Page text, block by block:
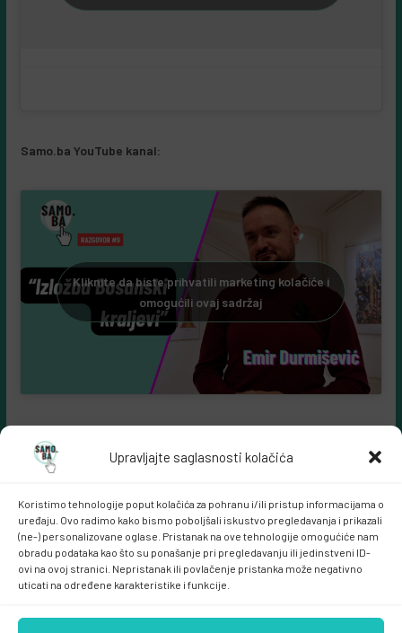
Upravljajte saglasnosti kolačića
Koristimo tehnologije poput kolačića za pohranu i/ili pristup informacijama o
uređaju. Ovo radimo kako bismo poboljšali iskustvo pregledavanja i prikazali
(ne-) personalizovane oglase. Pristanak na ove tehnologije omogućiće nam
obradu podataka kao što su ponašanje pri pregledavanju ili jedinstveni ID-
ovi na ovoj stranici. Nepristanak ili povlačenje pristanka može negativno
uticati na određene karakteristike i funkcije.
Samo.ba YouTube kanal:
Kliknite da biste prihvatili marketing kolačiće i
omogućili ovaj sadržaj
Samo.ba MARKETING